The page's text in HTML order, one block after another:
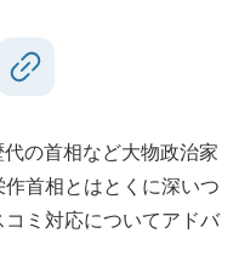
の首相など大物政治家
首相とはとくに深いつ
ミ対応についてアドバ